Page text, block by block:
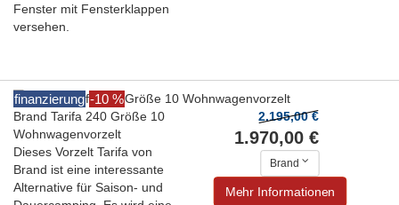
Fenster mit Fensterklappen
versehen.
finanzierung -10 %
Brand Tarifa 240 Größe 10
Wohnwagenvorzelt
Dieses Vorzelt Tarifa von
Brand ist eine interessante
Alternative für Saison- und
2.195,00 €
1.970,00 €
Brand
Mehr Informationen